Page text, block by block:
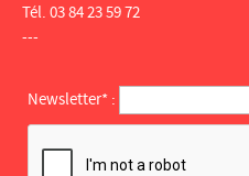
Tél. 03 84 23 59 72
---
Newsletter* :